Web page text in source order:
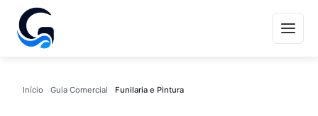
Início Guia Comercial Funilaria e Pintura